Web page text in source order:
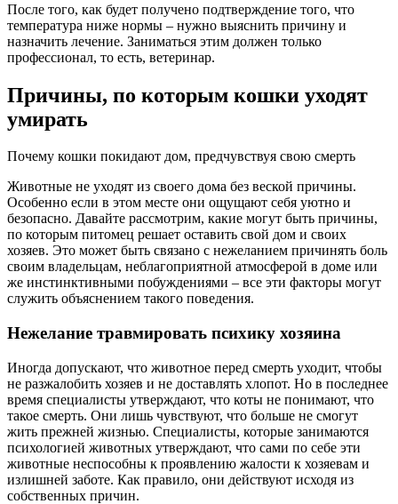
После того, как будет получено подтверждение того, что
температура ниже нормы – нужно выяснить причину и
назначить лечение. Заниматься этим должен только
профессионал, то есть, ветеринар.
Причины, по которым кошки уходят
умирать
Почему кошки покидают дом, предчувствуя свою смерть
Животные не уходят из своего дома без веской причины.
Особенно если в этом месте они ощущают себя уютно и
безопасно. Давайте рассмотрим, какие могут быть причины,
по которым питомец решает оставить свой дом и своих
хозяев. Это может быть связано с нежеланием причинять боль
своим владельцам, неблагоприятной атмосферой в доме или
же инстинктивными побуждениями – все эти факторы могут
служить объяснением такого поведения.
Нежелание травмировать психику хозяина
Иногда допускают, что животное перед смерть уходит, чтобы
не разжалобить хозяев и не доставлять хлопот. Но в последнее
время специалисты утверждают, что коты не понимают, что
такое смерть. Они лишь чувствуют, что больше не смогут
жить прежней жизнью. Специалисты, которые занимаются
психологией животных утверждают, что сами по себе эти
животные неспособны к проявлению жалости к хозяевам и
излишней заботе. Как правило, они действуют исходя из
собственных причин.